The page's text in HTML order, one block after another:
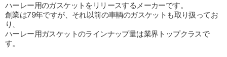
ハーレー用のガスケットをリリースするメーカーです。
創業は79年ですが、それ以前の車輌のガスケットも取り扱ってお
り、
ハーレー用ガスケットのラインナップ量は業界トップクラスで
す。